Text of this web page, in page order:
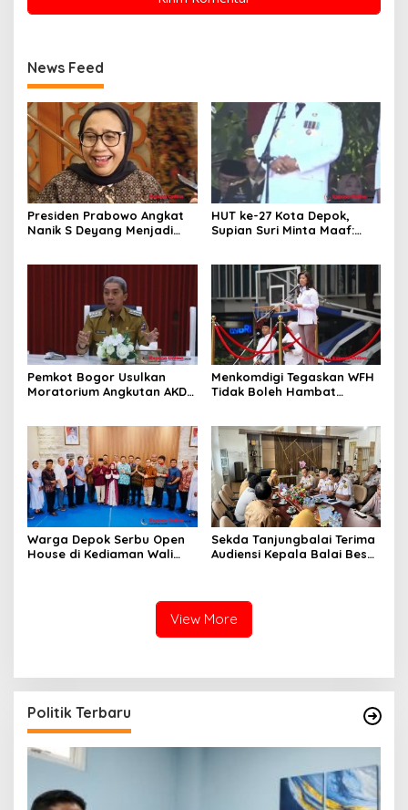
News Feed
Presiden Prabowo Angkat
Nanik S Deyang Menjadi
HUT ke-27 Kota Depok,
Supian Suri Minta Maaf:
Pemkot Bogor Usulkan
Moratorium Angkutan AKDP
Menkomdigi Tegaskan WFH
Tidak Boleh Hambat
Warga Depok Serbu Open
House di Kediaman Wali
Sekda Tanjungbalai Terima
Audiensi Kepala Balai Besar
View More
Politik Terbaru